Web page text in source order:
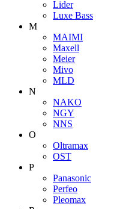
Lider
Luxe Bass
M
MAIMI
Maxell
Meier
Mivo
MLD
N
NAKO
NGY
NNS
O
Oltramax
OST
P
Panasonic
Perfeo
Pleomax